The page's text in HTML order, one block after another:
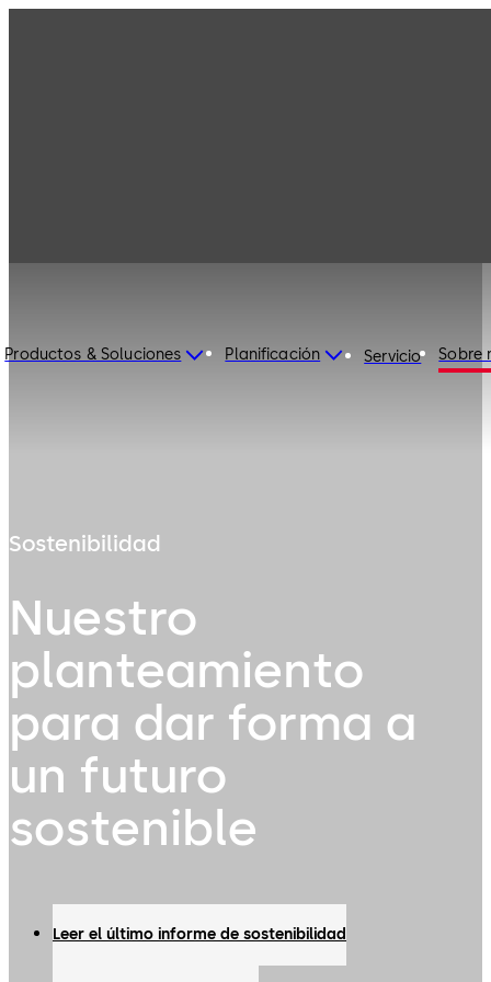
Productos & Soluciones Planificación Servicio Sobre
Sostenibilidad
Nuestro
planteamiento
para dar forma a
un futuro
sostenible
Leer el último informe de sostenibilidad